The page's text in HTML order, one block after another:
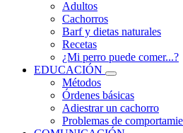
Adultos
Cachorros
Barf y dietas naturales
Recetas
¿Mi perro puede comer...?
EDUCACIÓN
Métodos
Órdenes básicas
Adiestrar un cachorro
Problemas de